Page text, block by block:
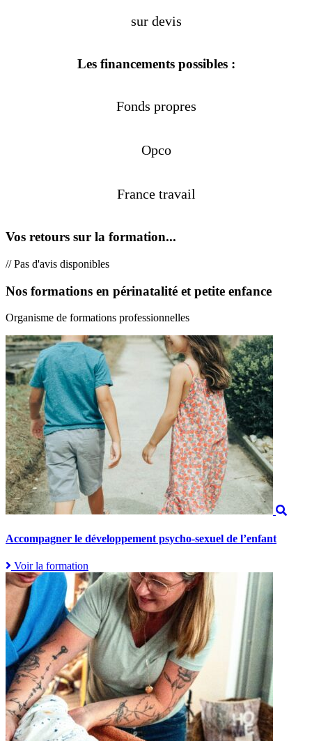
sur devis
Les financements possibles :
Fonds propres
Opco
France travail
Vos retours sur la formation...
// Pas d'avis disponibles
Nos formations en périnatalité et petite enfance
Organisme de formations professionnelles
Accompagner le développement psycho-sexuel de l’enfant
Voir la formation